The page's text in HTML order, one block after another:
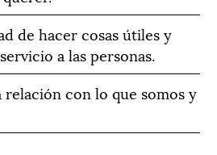
de hacer cosas útiles y
a las personas.
relación con lo que somos y